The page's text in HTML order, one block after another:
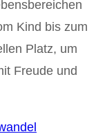
Kind bis zum
Platz, um
Freude und